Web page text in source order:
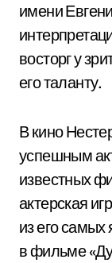
имени
восторг у
его таланту.
В кино
успешным
известных
актерская
из его самых
в фильме